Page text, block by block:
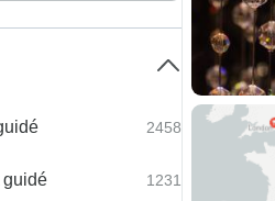
2458
guidé 1231